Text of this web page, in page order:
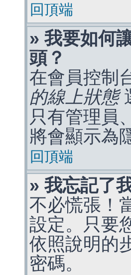
回頂端
» 我要如何
頭？
在會員控制
的線上狀態
只有管理員
將會顯示為
回頂端
» 我忘記了
不必慌張！
設定。只要
依照說明的
密碼。